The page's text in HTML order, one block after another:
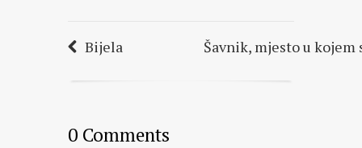
Bijela Šavnik, mjesto u
0 Comments